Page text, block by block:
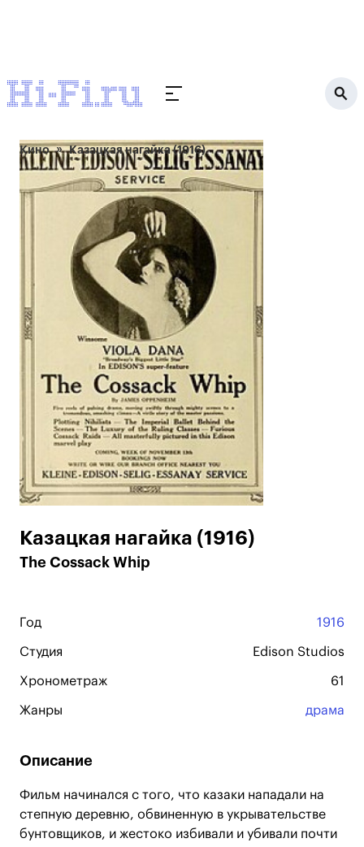
Кино Казацкая нагайка (1916)
Казацкая нагайка (1916)
The Cossack Whip
Год 1916
Студия Edison Studios
Хронометраж 61
Жанры драма
Описание
Фильм начинался с того, что казаки нападали на
степную деревню, обвиненную в укрывательстве
бунтовщиков, и жестоко избивали и убивали почти